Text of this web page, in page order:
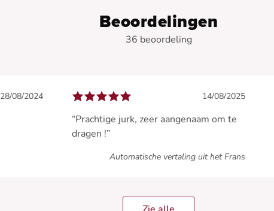
Beoordelingen
36 beoordeling
28/08/2024 14/08/2025
“Prachtige jurk, zeer aangenaam om te
dragen !”
Automatische vertaling uit het Frans